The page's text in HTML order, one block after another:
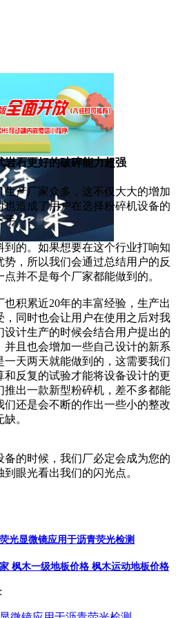
岩石更好的破碎能力超强
产厂家众多，这不仅大大的增加
造成了用户在选择粉碎机设备的
手。
的。如果想要在这个行业打响知
，所以我们会通过总结用户的反
并不是每个厂家都能做到的。
积累近20年的丰富经验，生产出
，同时也会让用户在使用之后对我
计生产的时候会结合用户提出的
且也会增加一些自己设计的新系
天两天就能做到的，这需要我们
反复的试验才能将设备设计的更
推出一款新型粉碎机，差不多都能
还是会不断的作出一些小的整改
。
的时候，我们厂必定会成为您的
眼光看出我们的闪光点。
光显微镜应用于沥青荧光检测
枫木一级地板价格 枫木运动地板价格